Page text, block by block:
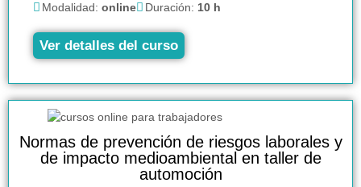
Modalidad: online Duración: 10 h
Ver detalles del curso
Normas de prevención de riesgos laborales y
de impacto medioambiental en taller de
automoción